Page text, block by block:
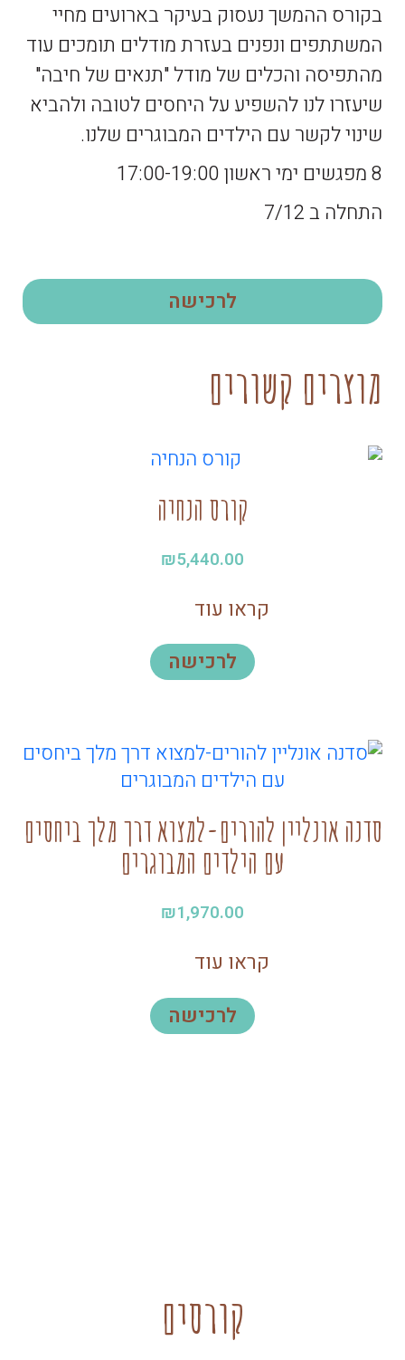
בקורס ההמשך נעסוק בעיקר בארועים מחיי
המשתתפים ונפנים בעזרת מודלים תומכים עוד
מהתפיסה והכלים של מודל "תנאים של חיבה"
שיעזרו לנו להשפיע על היחסים לטובה ולהביא
שינוי לקשר עם הילדים המבוגרים שלנו.
8 מפגשים ימי ראשון 17:00-19:00
התחלה ב 7/12
לרכישה
מוצרים קשורים
קורס הנחיה
₪5,440.00
קראו עוד
לרכישה
סדנה אונליין להורים-למצוא דרך מלך ביחסים
עם הילדים המבוגרים
₪1,970.00
קראו עוד
לרכישה
קורסים